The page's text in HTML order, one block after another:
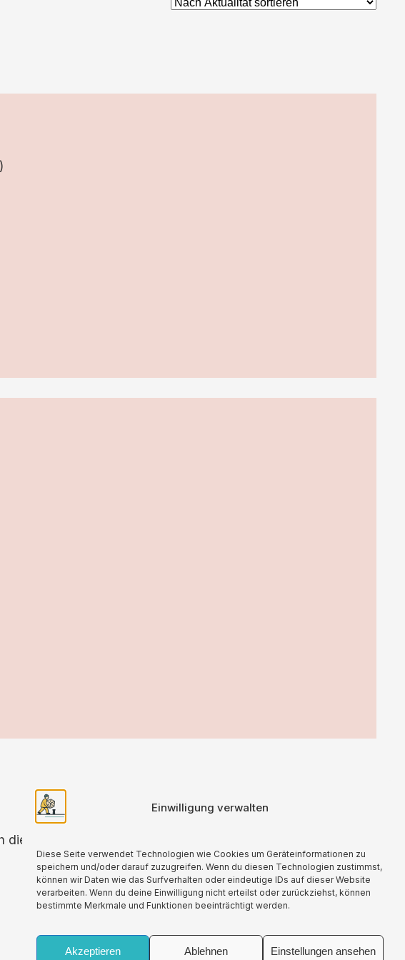
Einwilligung verwalten
Diese Seite verwendet Technologien wie Cookies um Geräteinformationen zu
speichern und/oder darauf zuzugreifen. Wenn du diesen Technologien zustimmst,
können wir Daten wie das Surfverhalten oder eindeutige IDs auf dieser Website
verarbeiten. Wenn du deine Einwilligung nicht erteilst oder zurückziehst, können
bestimmte Merkmale und Funktionen beeinträchtigt werden.
Akzeptieren Ablehnen Einstellungen ansehen
)
Partnerschaft mit Lizenzero eine Kompensation geleistet.
Allgemeine Geschäftsbedingungen